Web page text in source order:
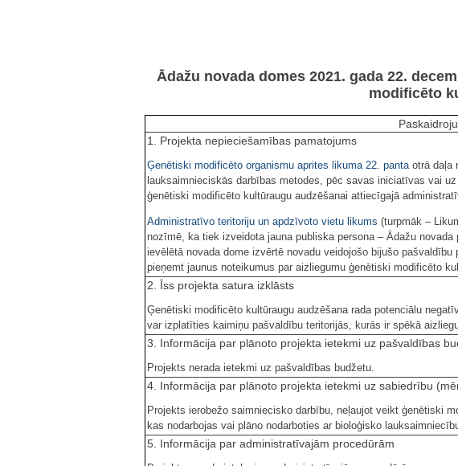
Ādažu novada domes 2021. gada 22.
modificēto
1. Projekta nepieciešamības pamatojums
Ģenētiski modificēto organismu aprites likuma 22. pantaotrā daļa
lauksaimnieciskās darbības metodes, pēc savas iniciatīvas vai
ģenētiski modificēto kultūraugu audzēšanai attiecīgajā
Administratīvo teritoriju un apdzīvoto vietu likums (turpmāk –
nozīmē, ka tiek izveidota jauna publiska persona – Ādažu
ievēlētā novada dome izvērtē novadu veidojošo bijušo
pieņemt jaunus noteikumus par aizliegumu ģenētiski modificēto
2. Īss projekta satura izklāsts
Ģenētiski modificēto kultūraugu audzēšana rada potenciālu
var izplatīties kaimiņu pašvaldību teritorijās, kurās ir spēkā
3. Informācija par plānoto projekta ietekmi uz pašvaldības
Projekts nerada ietekmi uz pašvaldības budžetu.
4. Informācija par plānoto projekta ietekmi uz sabiedrību
Projekts ierobežo saimniecisko darbību, neļaujot veikt ģenētiski
kas nodarbojas vai plāno nodarboties ar bioloģisko
5. Informācija par administratīvajām procedūrām